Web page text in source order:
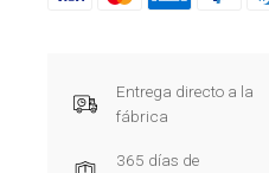
Entrega directo a la
fábrica
365 días de